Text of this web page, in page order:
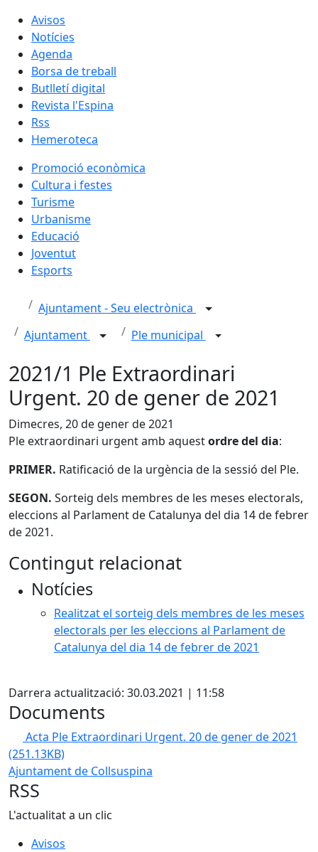
Avisos
Notícies
Agenda
Borsa de treball
Butlletí digital
Revista l'Espina
Rss
Hemeroteca
Promoció econòmica
Cultura i festes
Turisme
Urbanisme
Educació
Joventut
Esports
Ajuntament - Seu electrònica
Ajuntament
Ple municipal
2021/1 Ple Extraordinari
Urgent. 20 de gener de 2021
Dimecres, 20 de gener de 2021
Ple extraordinari urgent amb aquestordre del dia:
PRIMER. Ratificació de la urgència de la sessió del Ple.
SEGON. Sorteig dels membres de les meses electorals,
eleccions al Parlament de Catalunya del dia 14 de febrer
de 2021.
Contingut relacionat
Notícies
Realitzat el sorteig dels membres de les meses
electorals per les eleccions al Parlament de
Catalunya del dia 14 de febrer de 2021
Darrera actualització: 30.03.2021 | 11:58
Documents
Acta Ple Extraordinari Urgent. 20 de gener de 2021
(251.13KB)
Ajuntament de Collsuspina
RSS
L'actualitat a un clic
Avisos